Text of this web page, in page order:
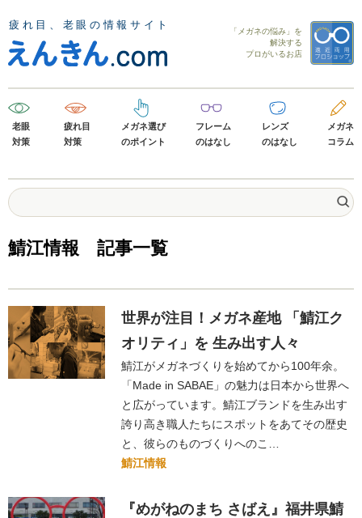
「メガネの悩み」を
解決する
プロがいるお店
老眼
対策
疲れ目
対策
メガネ選び
のポイント
フレーム
のはなし
レンズ
のはなし
メガネ
コラム
鯖江情報 記事一覧
世界が注目！メガネ産地 「鯖江ク
オリティ」を 生み出す人々
鯖江がメガネづくりを始めてから100年余。
「Made in SABAE」の魅力は日本から世界へ
と広がっています。鯖江ブランドを生み出す
誇り高き職人たちにスポットをあてその歴史
と、彼らのものづくりへのこ…
鯖江情報
『めがねのまち さばえ』福井県鯖